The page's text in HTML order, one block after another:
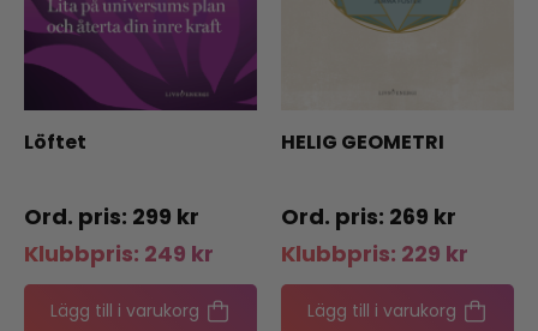
Löftet
299 kr
Klubbpris: 249 kr
Lägg till i varukorg
HELIG GEOMETRI
269 kr
Klubbpris: 229 kr
Lägg till i varukorg